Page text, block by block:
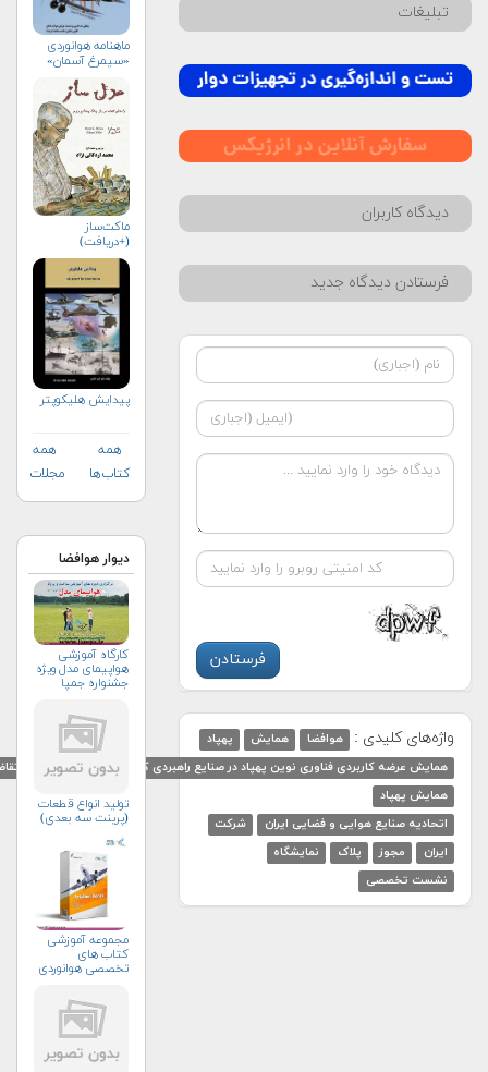
تبلیغات
دیدگاه کاربران
فرستادن دیدگاه جدید
واژه‌های کلیدی : هوافضا همایش
پهپاد
همایش عرضه کاربردی فناوری نوین پهپاد در صنایع راهبردی کشور و هماهنگی عرضه و تقاضا
همایش پهپاد
اتحادیه صنایع هوایی و فضایی ایران
شرکت
ایران
مجوز پلاک
نمایشگاه
نشست تخصصی
ماهنامه هوانوردی
«سیمرغ آسمان»
ماکت‌ساز
(+دریافت)
پیدایش هلیکوپتر
همه
کتاب‌ها
همه
مجلات
دیوار هوافضا
کارگاه آموزشی
هواپیمای مدل ویژه
جشنواره جمپا
توليد انواع قطعات
(پرينت سه بعدي)
مجموعه آموزشی
کتاب های
تخصصی هوانوردی